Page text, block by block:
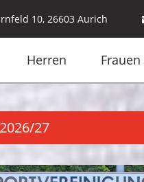
10, 26603 Aurich
Herren Frauen
27